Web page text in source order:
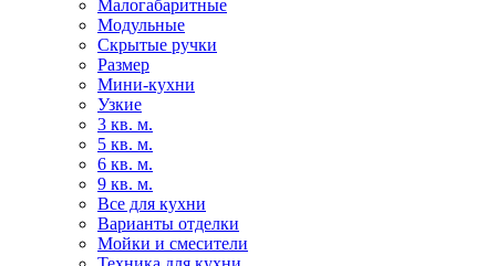
Малогабаритные
Модульные
Скрытые ручки
Размер
Мини-кухни
Узкие
3 кв. м.
5 кв. м.
6 кв. м.
9 кв. м.
Все для кухни
Варианты отделки
Мойки и смесители